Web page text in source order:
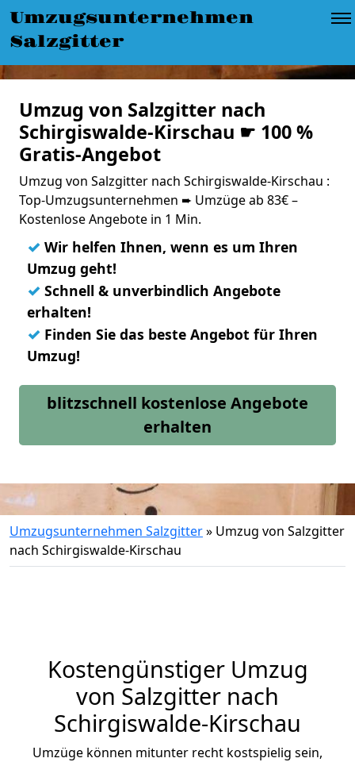
Umzugsunternehmen
Salzgitter
Umzug von Salzgitter nach
Schirgiswalde-Kirschau ☛ 100 %
Gratis-Angebot
Umzug von Salzgitter nach Schirgiswalde-Kirschau :
Top-Umzugsunternehmen ➨ Umzüge ab 83€ –
Kostenlose Angebote in 1 Min.
✓ Wir helfen Ihnen, wenn es um Ihren
Umzug geht!
✓ Schnell & unverbindlich Angebote
erhalten!
✓ Finden Sie das beste Angebot für Ihren
Umzug!
blitzschnell kostenlose Angebote
erhalten
Umzugsunternehmen Salzgitter» Umzug von Salzgitter
nach Schirgiswalde-Kirschau
Kostengünstiger Umzug
von Salzgitter nach
Schirgiswalde-Kirschau
Umzüge können mitunter recht kostspielig sein,